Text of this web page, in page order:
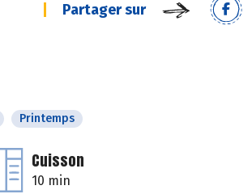
Partager sur
Printemps
Cuisson
10 min